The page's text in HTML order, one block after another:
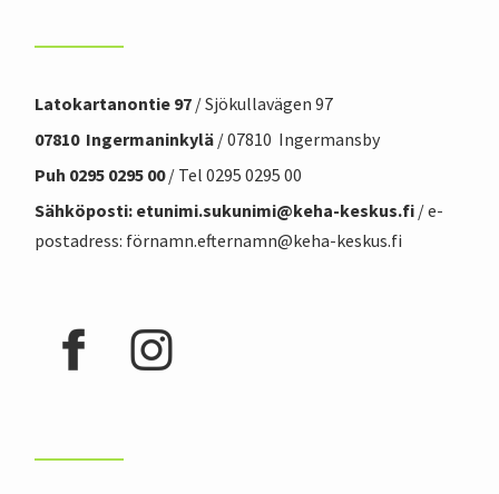
Latokartanontie 97 / Sjökullavägen 97
07810 Ingermaninkylä / 07810 Ingermansby
Puh 0295 0295 00/ Tel 0295 0295 00
Sähköposti: etunimi.sukunimi@keha-keskus.fi / e-
postadress: förnamn.efternamn@keha-keskus.fi